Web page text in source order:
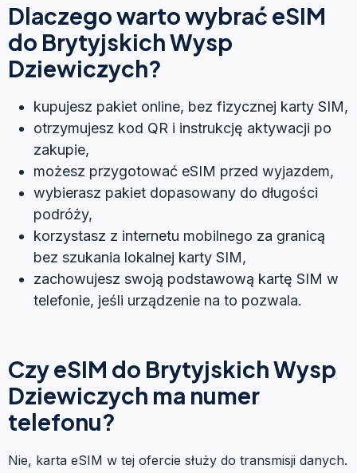
Dlaczego warto wybrać eSIM
do Brytyjskich Wysp
Dziewiczych?
kupujesz pakiet online, bez fizycznej karty SIM,
otrzymujesz kod QR i instrukcję aktywacji po
zakupie,
możesz przygotować eSIM przed wyjazdem,
wybierasz pakiet dopasowany do długości
podróży,
korzystasz z internetu mobilnego za granicą
bez szukania lokalnej karty SIM,
zachowujesz swoją podstawową kartę SIM w
telefonie, jeśli urządzenie na to pozwala.
Czy eSIM do Brytyjskich Wysp
Dziewiczych ma numer
telefonu?
Nie, karta eSIM w tej ofercie służy do transmisji danych.